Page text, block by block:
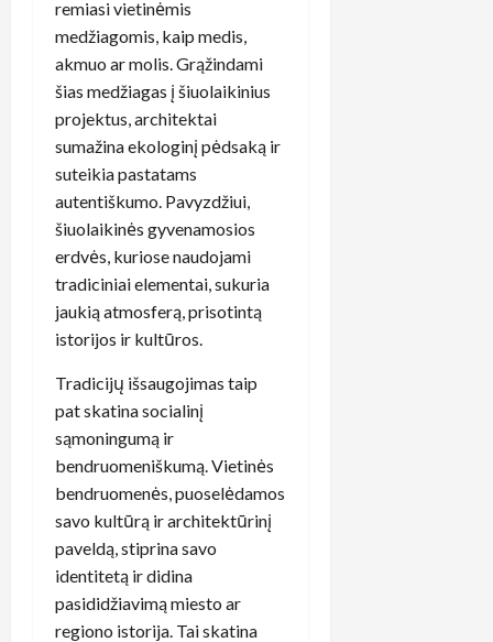
remiasi vietinėmis
medžiagomis, kaip medis,
akmuo ar molis. Grąžindami
šias medžiagas į šiuolaikinius
projektus, architektai
sumažina ekologinį pėdsaką ir
suteikia pastatams
autentiškumo. Pavyzdžiui,
šiuolaikinės gyvenamosios
erdvės, kuriose naudojami
tradiciniai elementai, sukuria
jaukią atmosferą, prisotintą
istorijos ir kultūros.
Tradicijų išsaugojimas taip
pat skatina socialinį
sąmoningumą ir
bendruomeniškumą. Vietinės
bendruomenės, puoselėdamos
savo kultūrą ir architektūrinį
paveldą, stiprina savo
identitetą ir didina
pasididžiavimą miesto ar
regiono istorija. Tai skatina